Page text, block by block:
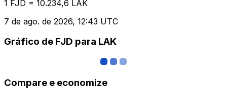
1 FJD = 10.234,6 LAK
7 de ago. de 2026, 12:43 UTC
Gráfico de FJD para LAK
Compare e economize